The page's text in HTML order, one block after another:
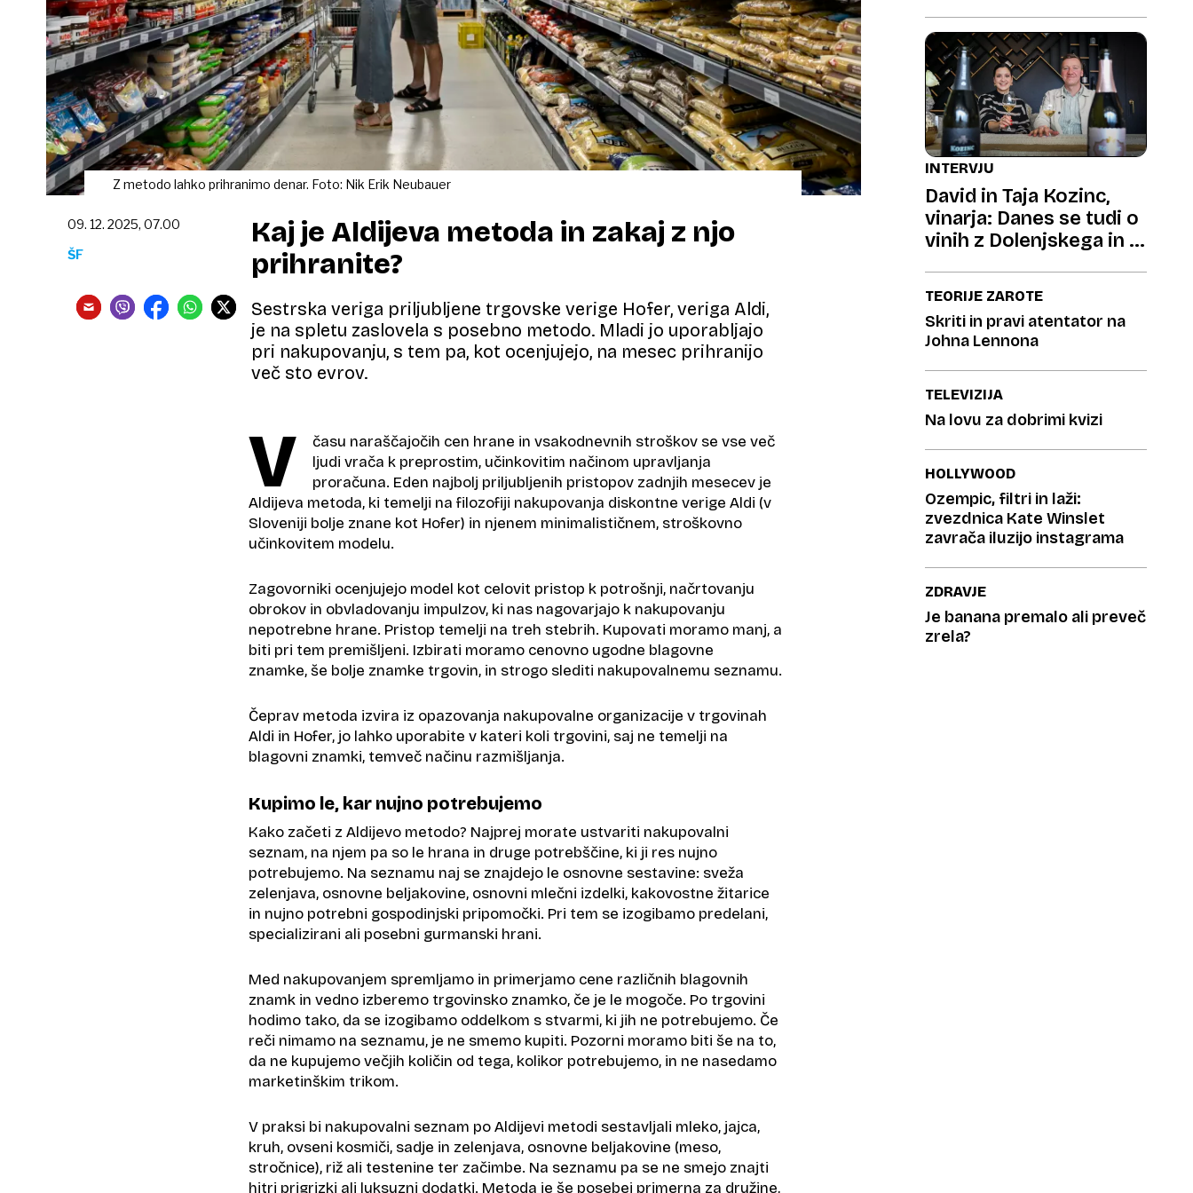
Z metodo lahko prihranimo denar. Foto: Nik Erik Neubauer
Kaj je Aldijeva metoda in zakaj z njo
prihranite?
Sestrska veriga priljubljene trgovske verige Hofer, veriga Aldi,
je na spletu zaslovela s posebno metodo. Mladi jo uporabljajo
pri nakupovanju, s tem pa, kot ocenjujejo, na mesec prihranijo
več sto evrov.
09. 12. 2025, 07.00
ŠF
V
času naraščajočih cen hrane in vsakodnevnih stroškov se vse več
ljudi vrača k preprostim, učinkovitim načinom upravljanja
proračuna. Eden najbolj priljubljenih pristopov zadnjih mesecev je
Aldijeva metoda​, ki temelji na filozofiji nakupovanja diskontne verige Aldi (v
Sloveniji bolje znane kot Hofer) in njenem minimalističnem, stroškovno
učinkovitem modelu.
Zagovorniki ocenjujejo model kot celovit pristop k potrošnji, načrtovanju
obrokov in obvladovanju impulzov, ki nas nagovarjajo k nakupovanju
nepotrebne hrane. Pristop temelji na treh stebrih. Kupovati moramo manj, a
biti pri tem premišljeni. Izbirati moramo cenovno ugodne blagovne
znamke, še bolje znamke trgovin, in strogo slediti nakupovalnemu seznamu.
Čeprav metoda izvira iz opazovanja nakupovalne organizacije v trgovinah
Aldi in Hofer, jo lahko uporabite v kateri koli trgovini, saj ne temelji na
blagovni znamki, temveč načinu razmišljanja.
Kupimo le, kar nujno potrebujemo
Kako začeti z Aldijevo metodo? Najprej morate ustvariti nakupovalni
seznam, na njem pa so le hrana in druge potrebščine, ki ji res nujno
potrebujemo. Na seznamu naj se znajdejo le osnovne sestavine: sveža
zelenjava, osnovne beljakovine, osnovni mlečni izdelki, kakovostne žitarice
in nujno potrebni gospodinjski pripomočki. Pri tem se izogibamo predelani,
specializirani ali posebni gurmanski hrani.
Med nakupovanjem spremljamo in primerjamo cene različnih blagovnih
znamk in vedno izberemo trgovinsko znamko, če je le mogoče. Po trgovini
hodimo tako, da se izogibamo oddelkom s stvarmi, ki jih ne potrebujemo. Če
reči nimamo na seznamu, je ne smemo kupiti. Pozorni moramo biti še na to,
da ne kupujemo večjih količin od tega, kolikor potrebujemo, in ne nasedamo
marketinškim trikom.
V praksi bi nakupovalni seznam po Aldijevi metodi sestavljali mleko, jajca,
kruh, ovseni kosmiči, sadje in zelenjava, osnovne beljakovine (meso,
stročnice), riž ali testenine ter začimbe. Na seznamu pa se ne smejo znajti
hitri prigrizki ali luksuzni dodatki. Metoda je še posebej primerna za družine,
INTERVJU
David in Taja Kozinc,
vinarja: Danes se tudi o
vinih z Dolenjskega in iz
TEORIJE ZAROTE
Skriti in pravi atentator na
Johna Lennona
TELEVIZIJA
Na lovu za dobrimi kvizi
HOLLYWOOD
Ozempic, filtri in laži:
zvezdnica Kate Winslet
zavrača iluzijo instagrama
ZDRAVJE
Je banana premalo ali preveč
zrela?